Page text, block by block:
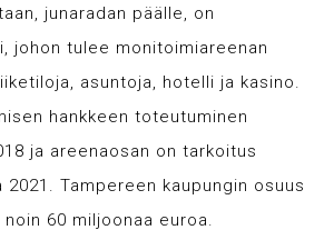
junaradan päälle, on
johon tulee monitoimiareenan
asuntoja, hotelli ja kasino.
hankkeen toteutuminen
ja areenaosan on tarkoitus
2021. Tampereen kaupungin osuus
60 miljoonaa euroa.